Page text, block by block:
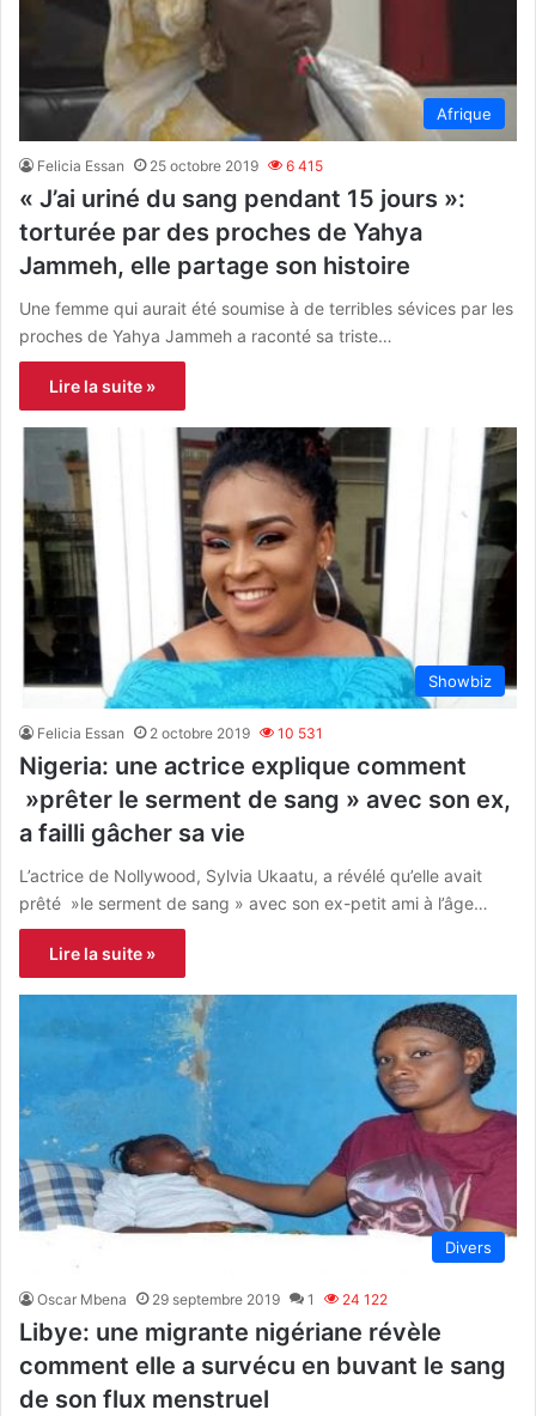
Afrique
Felicia Essan 25 octobre 2019 6 415
« J’ai uriné du sang pendant 15 jours »:
torturée par des proches de Yahya
Jammeh, elle partage son histoire
Une femme qui aurait été soumise à de terribles sévices par les
proches de Yahya Jammeh a raconté sa triste…
Lire la suite »
Showbiz
Felicia Essan 2 octobre 2019 10 531
Nigeria: une actrice explique comment
»prêter le serment de sang » avec son ex,
a failli gâcher sa vie
L’actrice de Nollywood, Sylvia Ukaatu, a révélé qu’elle avait
prêté »le serment de sang » avec son ex-petit ami à l’âge…
Lire la suite »
Divers
Oscar Mbena 29 septembre 2019 1 24 122
Libye: une migrante nigériane révèle
comment elle a survécu en buvant le sang
de son flux menstruel